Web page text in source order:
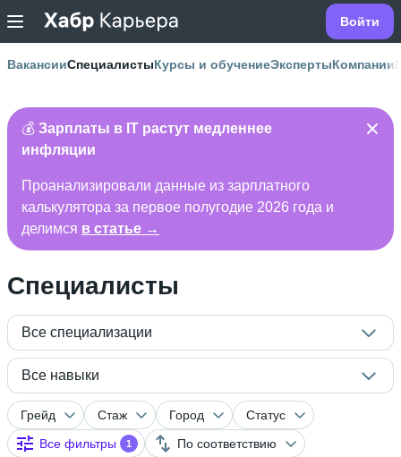
Войти
ВакансииСпециалистыКурсы и обучениеЭкспертыКомпании
💰 Зарплаты в IT растут медленнее
инфляции
Проанализировали данные из зарплатного
калькулятора за первое полугодие 2026 года и
делимся в статье →
Специалисты
Все специализации
Все навыки
Грейд Стаж Город
Статус
Все фильтры
1 По соответствию